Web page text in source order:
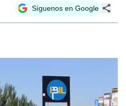
Síguenos en Google